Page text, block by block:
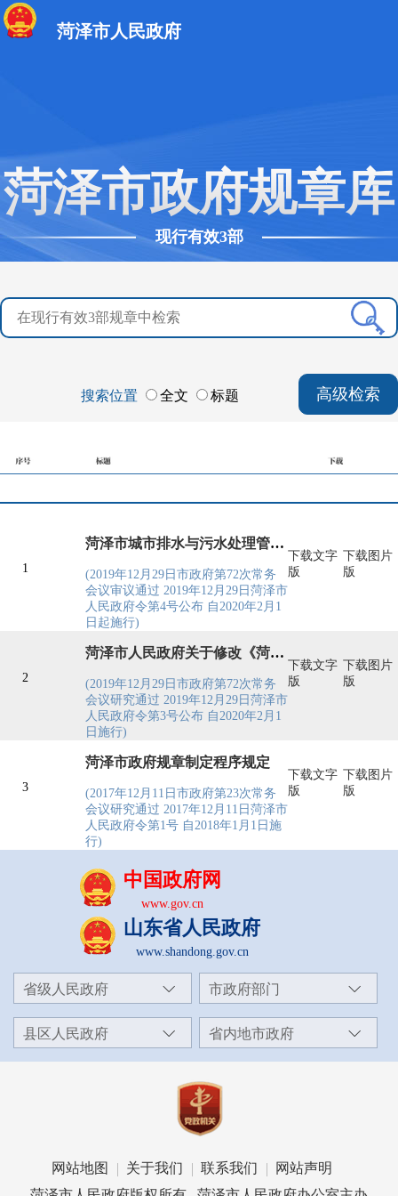
菏泽市人民政府
菏泽市政府规章库
现行有效3部
高级检索
搜索位置 全文 标题
1
菏泽市城市排水与污水处理管理办法
(2019年12月29日市政府第72次常务
会议审议通过 2019年12月29日菏泽市
人民政府令第4号公布 自2020年2月1
日起施行)
下载文字
版
下载图片
版
2
菏泽市人民政府关于修改《菏泽市建设工程抗震设防管理办法》的决定
(2019年12月29日市政府第72次常务
会议研究通过 2019年12月29日菏泽市
人民政府令第3号公布 自2020年2月1
日施行)
下载文字
版
下载图片
版
3
菏泽市政府规章制定程序规定
(2017年12月11日市政府第23次常务
会议研究通过 2017年12月11日菏泽市
人民政府令第1号 自2018年1月1日施
行)
下载文字
版
下载图片
版
中国政府网
www.gov.cn
山东省人民政府
www.shandong.gov.cn
省级人民政府 市政府部门
县区人民政府 省内地市政府
网站地图 关于我们 联系我们
网站声明